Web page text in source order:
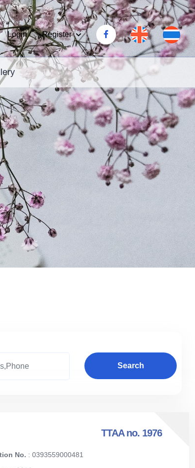
Register
Login
Search
TTAA no. 1976
No. : 0393559000481